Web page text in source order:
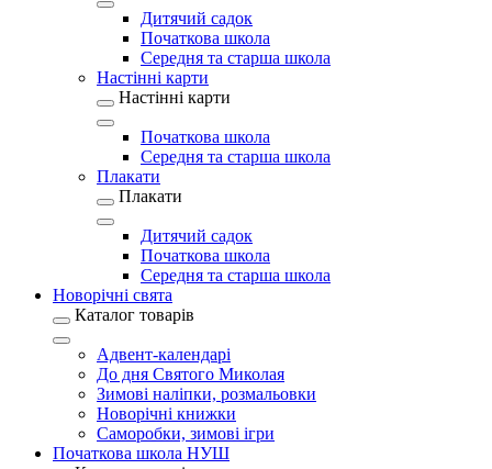
Дитячий садок
Початкова школа
Середня та старша школа
Настінні карти
Настінні карти
Початкова школа
Середня та старша школа
Плакати
Плакати
Дитячий садок
Початкова школа
Середня та старша школа
Новорічні свята
Каталог товарів
Адвент-календарі
До дня Святого Миколая
Зимові наліпки, розмальовки
Новорічні книжки
Саморобки, зимові ігри
Початкова школа НУШ